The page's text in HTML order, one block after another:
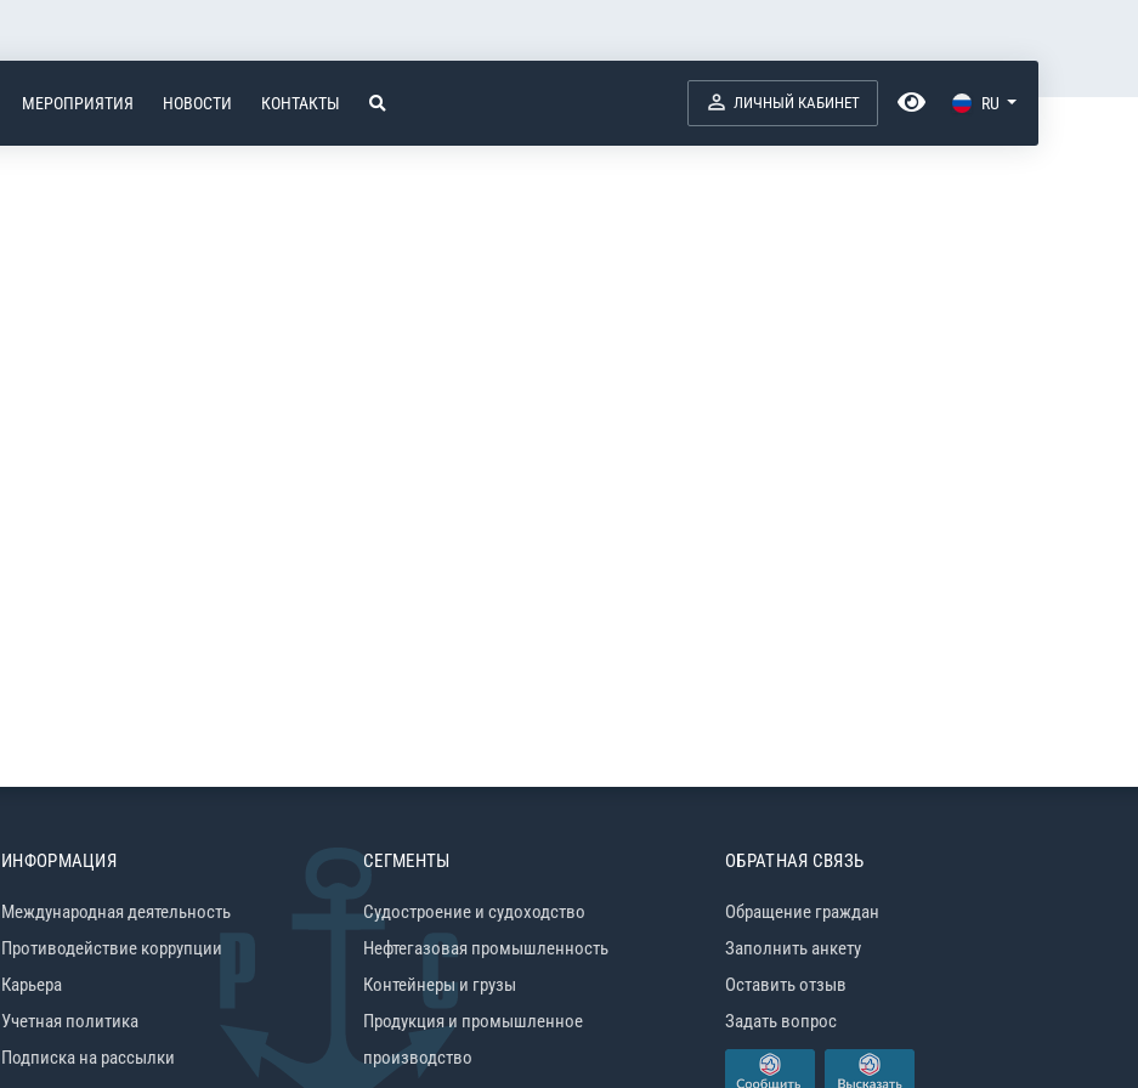
МЕРОПРИЯТИЯ НОВОСТИ КОНТАКТЫ ЛИЧНЫЙ КАБИНЕТ RU
ИНФОРМАЦИЯ
Международная деятельность
Противодействие коррупции
Карьера
Учетная политика
Подписка на рассылки
СЕГМЕНТЫ
Судостроение и судоходство
Нефтегазовая промышленность
Контейнеры и грузы
Продукция и промышленное
производство
ОБРАТНАЯ СВЯЗЬ
Обращение граждан
Заполнить анкету
Оставить отзыв
Задать вопрос